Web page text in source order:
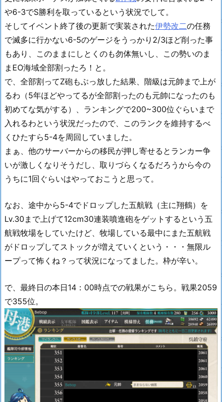
や6-3でS勝利を取っているという状況でして。
そしてイベント終了後の更新で実装された伊勢改二の任務
で滅多に行かない6-5のゲージをうっかり2/3ほど削った事
もあり、このままにしとくのも勿体無いし、この勢いのま
まEO海域全部割ったろ！と。
で、全部割ってZ砲もぶっ放した結果、階級は元帥まで上が
るわ（5年ほどやってるが全部割ったのも元帥になったのも
初めてな気がする）、ランキングで200~300位ぐらいまで
入れるわという状況だったので、このランクを維持するべ
くひたすら5-4を周回していました。
まぁ、他のサーバーからの移民が押し寄せるとランカー争
いが激しくなりそうだし、取りづらくなるだろうから今の
うちに1回ぐらいはやっておこうと思って。
なお、途中から5-4でドロップした五航戦（主に翔鶴）を
Lv.30まで上げて12cm30連装噴進砲をゲットするという五
航戦牧場をしていたけど、牧場している最中にまた五航戦
がドロップしてストックが増えていくという・・・無限ル
ープって怖くね？って状況になってました。枠が辛い。
で、最終日の本日14：00時点での戦果がこちら。戦果2059
で355位。